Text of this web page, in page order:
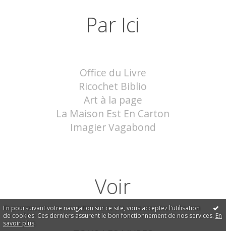
En poursuivant votre navigation sur ce site, vous acceptez l'utilisation
de cookies. Ces derniers assurent le bon fonctionnement de nos services. En
savoir plus.
Par Ici
Office du Livre
Ricochet Biblio
Art à la page
La Maison Est En Carton
Imagier Vagabond
Voir